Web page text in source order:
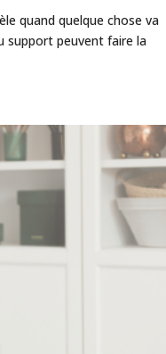
quand quelque chose va
support peuvent faire la